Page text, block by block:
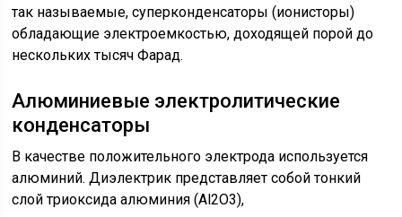
так называемые, суперконденсаторы (ионисторы)
обладающие электроемкостью, доходящей порой до
нескольких тысяч Фарад.
Алюминиевые электролитические
конденсаторы
В качестве положительного электрода используется
алюминий. Диэлектрик представляет собой тонкий
слой триоксида алюминия (Al2O3),